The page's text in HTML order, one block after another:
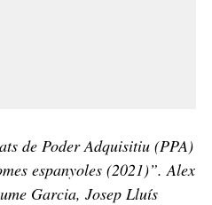
de Poder Adquisitiu (PPA)
espanyoles (2021)”. Alex
Garcia, Josep Lluís